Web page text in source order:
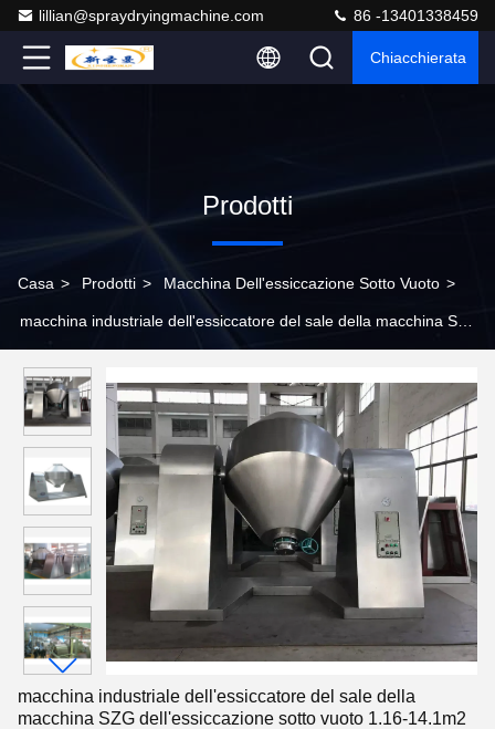
lillian@spraydryingmachine.com 86 -13401338459
Chiacchierata
Prodotti
Casa > Prodotti > Macchina Dell'essiccazione Sotto Vuoto >
macchina industriale dell'essiccatore del sale della macchina SZG
macchina industriale dell'essiccatore del sale della
macchina SZG dell'essiccazione sotto vuoto 1.16-14.1m2